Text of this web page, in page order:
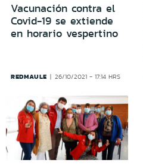
Vacunación contra el
Covid-19 se extiende
en horario vespertino
REDMAULE 26/10/2021 - 17:14 HRS